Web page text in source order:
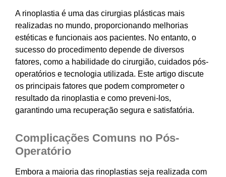
A rinoplastia é uma das cirurgias plásticas mais
realizadas no mundo, proporcionando melhorias
estéticas e funcionais aos pacientes. No entanto, o
sucesso do procedimento depende de diversos
fatores, como a habilidade do cirurgião, cuidados pós-
operatórios e tecnologia utilizada. Este artigo discute
os principais fatores que podem comprometer o
resultado da rinoplastia e como preveni-los,
garantindo uma recuperação segura e satisfatória.
Complicações Comuns no Pós-
Operatório
Embora a maioria das rinoplastias seja realizada com